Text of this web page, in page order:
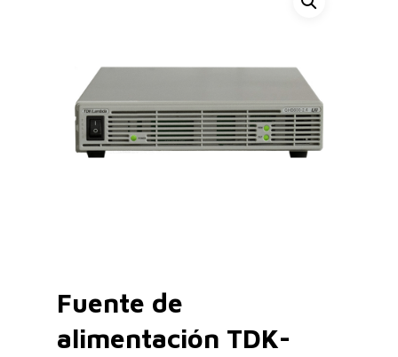
Fuente de
alimentación TDK-